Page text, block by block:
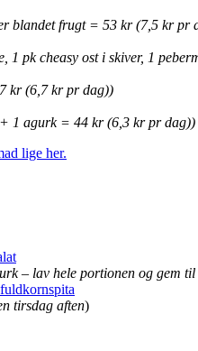
blandet frugt = 53 kr (7,5 kr pr
1 pk cheasy ost i skiver, 1
kr (6,7 kr pr dag))
1 agurk = 44 kr (6,3 kr pr dag))
lige her.
– lav hele portionen og gem
tirsdag aften)